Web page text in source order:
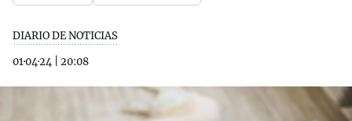
DIARIO DE NOTICIAS
01·04·24
20:08